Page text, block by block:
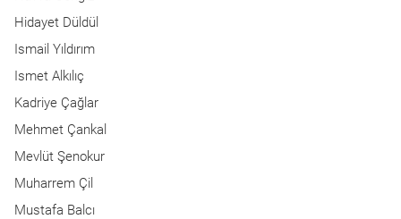
Hidayet Düldül
Ismail Yıldırım
Ismet Alkılıç
Kadriye Çağlar
Mehmet Çankal
Mevlüt Şenokur
Muharrem Çil
Mustafa Balcı